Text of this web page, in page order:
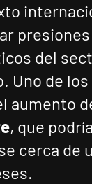
del
Uno de
aumento
, que podría
cerca de